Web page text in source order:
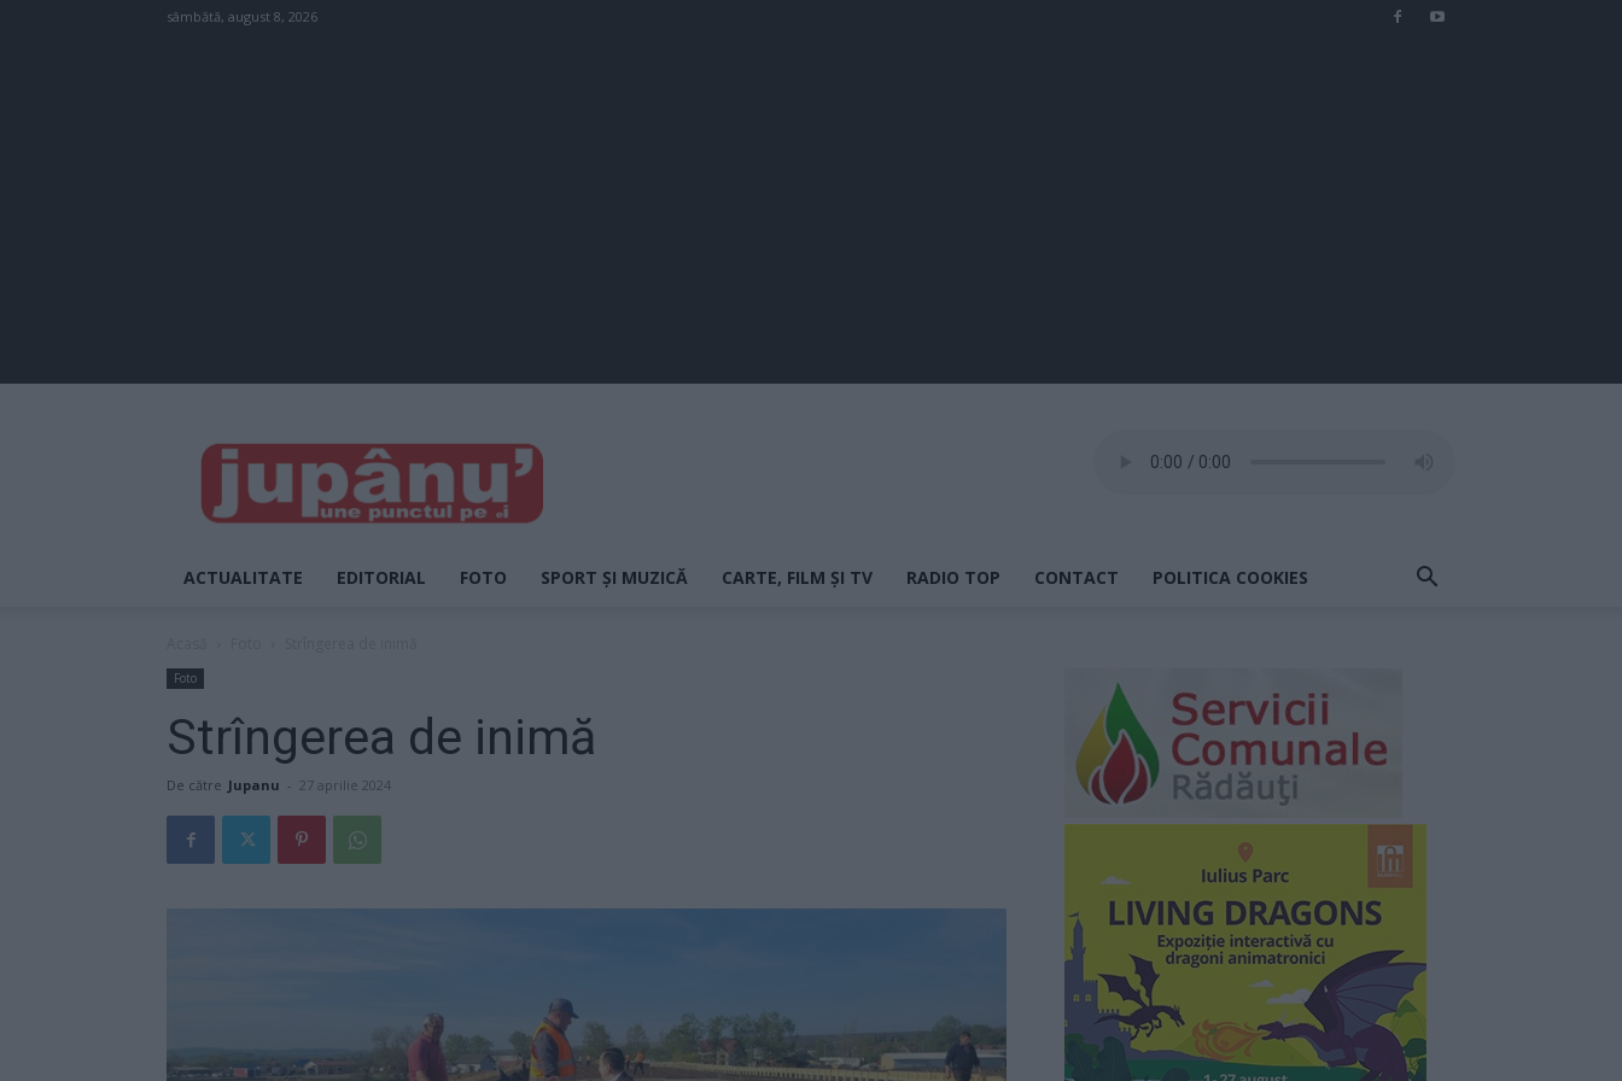
sâmbătă, august 8, 2026
JUPÂNU'
ACTUALITATE EDITORIAL FOTO SPORT ȘI MUZICĂ CARTE, FILM ȘI TV RADIO TOP CONTACT POLITICA COOKIES
Foto
Strîngerea de inimă
De către Jupanu - 27 aprilie 2024